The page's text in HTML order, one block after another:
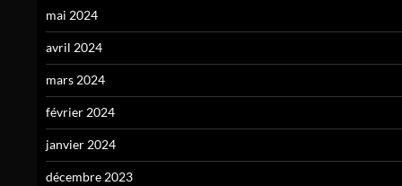
mai 2024
avril 2024
mars 2024
février 2024
janvier 2024
décembre 2023